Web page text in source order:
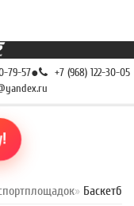
79-57● +7 (968) 122-30-05
Баскетбол